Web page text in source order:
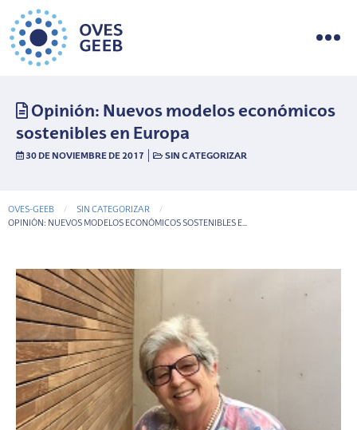
Opinión: Nuevos modelos económicos
sostenibles en Europa
30 DE NOVIEMBRE DE 2017 SIN CATEGORIZAR
OVES-GEEB
SIN CATEGORIZAR
CURRENT-PAGE
OPINIÓN: NUEVOS MODELOS ECONÓMICOS SOSTENIBLES E...